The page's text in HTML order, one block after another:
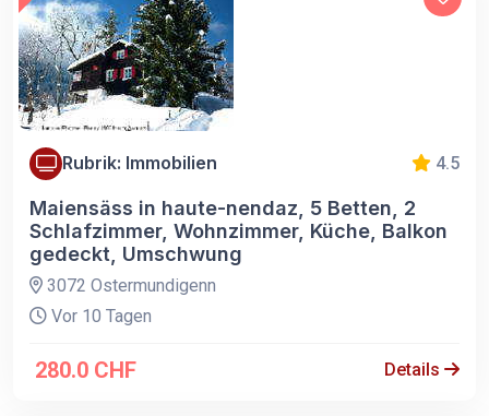
Rubrik: Immobilien 4.5
Maiensäss in haute-nendaz, 5 Betten, 2
Schlafzimmer, Wohnzimmer, Küche, Balkon
gedeckt, Umschwung
3072 Ostermundigenn
Vor 10 Tagen
280.0 CHF Details